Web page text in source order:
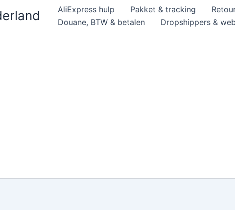
AliExpress hulp Pakket & tracking
Douane, BTW & betalen
Dropshippers &